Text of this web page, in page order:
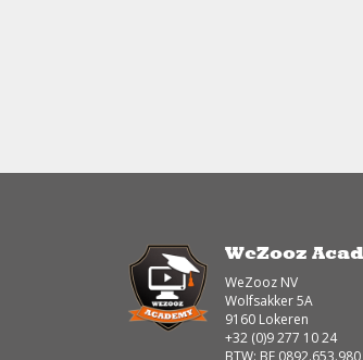
WeZooz
WeZooz NV
Wolfsakker 5A
9160 Lokeren
+32 (0)9 277 10 24
BTW: BE 0892.653.980